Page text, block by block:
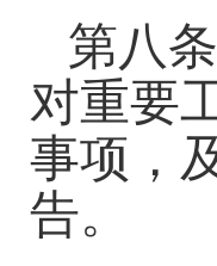
第八条
对重要
事项，
告。